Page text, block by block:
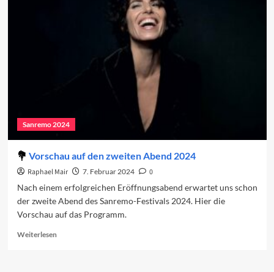
Sanremo 2024
Vorschau auf den zweiten Abend 2024
Raphael Mair 7. Februar 2024
0
Nach einem erfolgreichen Eröffnungsabend erwartet uns schon
der zweite Abend des Sanremo-Festivals 2024. Hier die
Vorschau auf das Programm.
WeiterlesenRead